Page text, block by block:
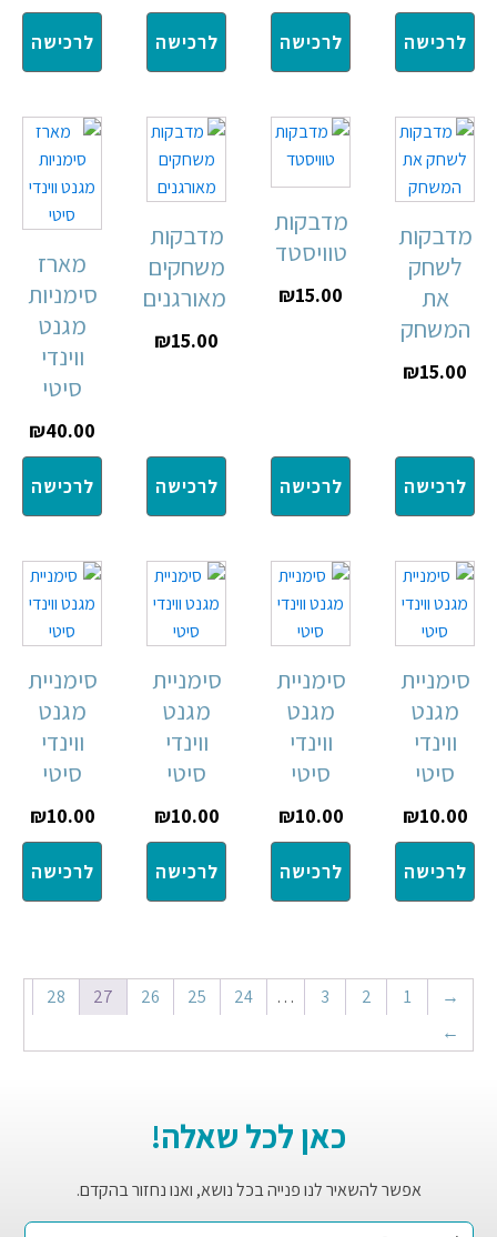
לרכישה לרכישה לרכישה לרכישה
מדבקות
לשחק
את
המשחק
₪15.00
לרכישה
מדבקות
טוויסטד
₪15.00
לרכישה
מדבקות
משחקים
מאורגנים
₪15.00
לרכישה
מארז
סימניות
מגנט
ווינדי
סיטי
₪40.00
לרכישה
סימניית
מגנט
ווינדי
סיטי
₪10.00
לרכישה
סימניית
מגנט
ווינדי
סיטי
₪10.00
לרכישה
סימניית
מגנט
ווינדי
סיטי
₪10.00
לרכישה
סימניית
מגנט
ווינדי
סיטי
₪10.00
לרכישה
→
1
2
3
…
24
25
26
27
28
←
כאן לכל שאלה!
אפשר להשאיר לנו פנייה בכל נושא, ואנו נחזור בהקדם.